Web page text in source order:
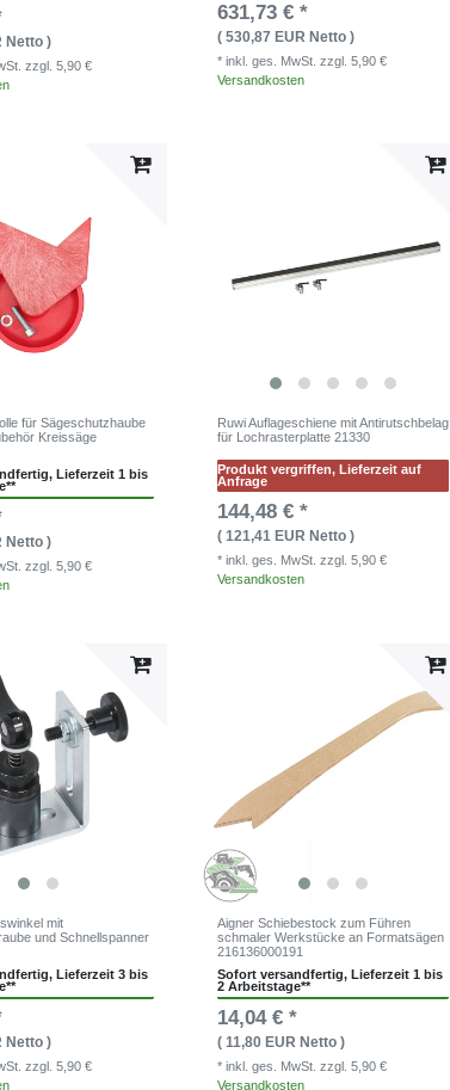
Netto )
zzgl. 5,90 €
631,73 € *
( 530,87 EUR Netto )
* inkl. ges. MwSt. zzgl. 5,90 €
Versandkosten
für Sägeschutzhaube
Kreissäge
Lieferzeit 1 bis
Netto )
zzgl. 5,90 €
Ruwi Auflageschiene mit Antirutschbelag
für Lochrasterplatte 21330
Produkt vergriffen, Lieferzeit auf
Anfrage
144,48 € *
( 121,41 EUR Netto )
* inkl. ges. MwSt. zzgl. 5,90 €
Versandkosten
mit
und Schnellspanner
Lieferzeit 3 bis
Netto )
zzgl. 5,90 €
Aigner Schiebestock zum Führen
schmaler Werkstücke an Formatsägen
216136000191
Sofort versandfertig, Lieferzeit 1 bis
2 Arbeitstage**
14,04 € *
( 11,80 EUR Netto )
* inkl. ges. MwSt. zzgl. 5,90 €
Versandkosten